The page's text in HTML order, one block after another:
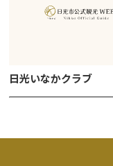
日光いなかクラブ